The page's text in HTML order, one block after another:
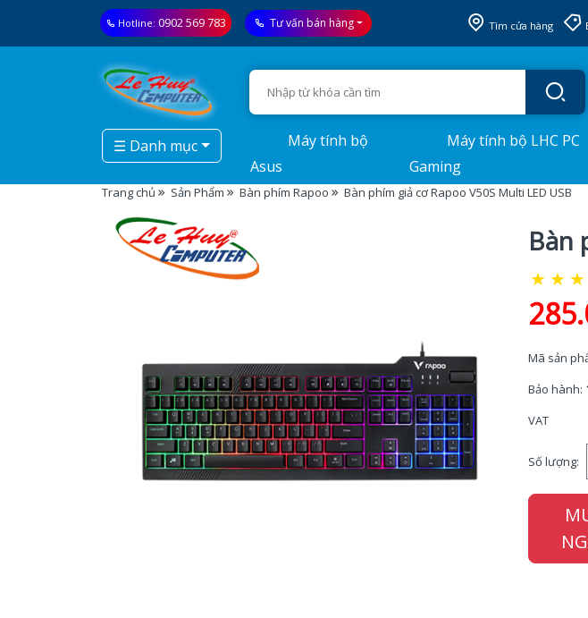
Hotline: 0902 569 783 Tư vấn bán hàng Tìm cửa hàng
☰ Danh mục
Máy tính bộ
Asus
Máy tính bộ LHC PC
Gaming
Trang chủ Sản Phẩm Bàn phím Rapoo Bàn phím giả cơ Rapoo V50S Multi LED USB
Bàn
★ ★ ★
Mã sản
Bảo hành:
VAT
Số lượng: